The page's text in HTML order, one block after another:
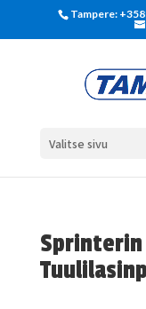
Tampere:
Valitse sivu
Sprinterin